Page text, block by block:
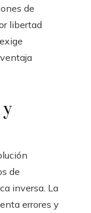
de
libertad
de
inversa. La
errores y